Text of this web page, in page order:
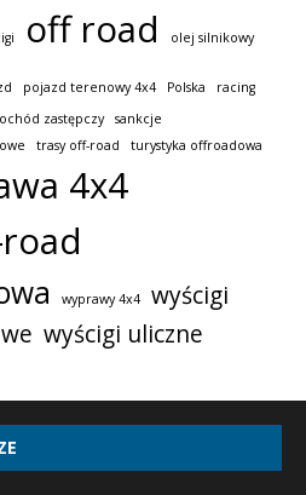
off road olej silnikowy
pojazd terenowy 4x4 Polska
racing
zastępczy
sankcje
trasy off-road turystyka offroadowa
4x4
wyprawy 4x4
wyścigi
wyścigi uliczne